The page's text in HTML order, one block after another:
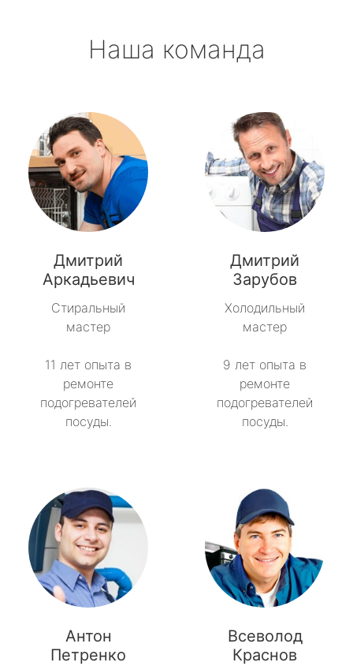
Наша команда
Дмитрий
Аркадьевич
Стиральный
мастер
11 лет опыта в
ремонте
подогревателей
посуды.
Дмитрий
Зарубов
Холодильный
мастер
9 лет опыта в
ремонте
подогревателей
посуды.
Антон
Петренко
Всеволод
Краснов